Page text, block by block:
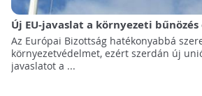
Új EU-javaslat a környezeti
Az Európai Bizottság hatékonyabbá
környezetvédelmet, ezért szerdán új
javaslatot a ...